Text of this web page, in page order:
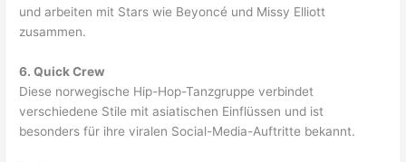
und arbeiten mit Stars wie Beyoncé und Missy Elliott
zusammen.
6. Quick Crew
Diese norwegische Hip-Hop-Tanzgruppe verbindet
verschiedene Stile mit asiatischen Einflüssen und ist
besonders für ihre viralen Social-Media-Auftritte bekannt.